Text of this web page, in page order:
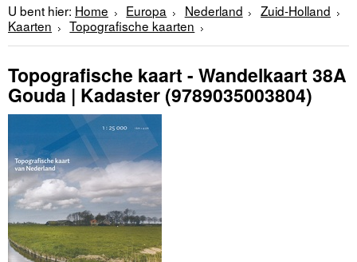
U bent hier: Home Europa Nederland
Zuid-Holland
Kaarten
Topografische kaarten
Topografische kaart - Wandelkaart 38A
Gouda | Kadaster (9789035003804)